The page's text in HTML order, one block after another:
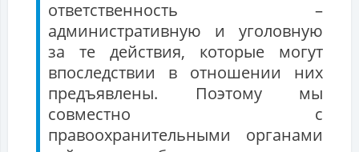
ответственность –
административную и уголовную
за те действия, которые могут
впоследствии в отношении них
предъявлены. Поэтому мы
совместно с
правоохранительными органами